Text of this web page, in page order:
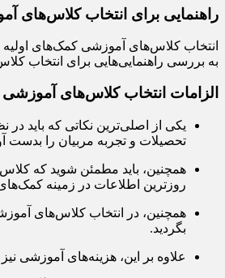
راهنمایی برای انتخاب کلاس‌های
انتخاب کلاس‌های آموزشی کمک‌های اولیه
به بررسی راهنمایی‌هایی برای انتخاب
الزامات انتخاب کلاس‌های
یکی از اصلی‌ترین نکاتی که باید
تحصیلات و تجربه مربیان را بدست
همچنین، باید مطمئن شوید که
روزترین اطلاعات در زمینه
همچنین، در انتخاب کلاس‌های
بگردید.
علاوه بر این، هزینه‌های آموزشی